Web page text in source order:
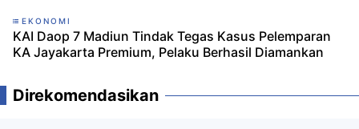
EKONOMI
KAI Daop 7 Madiun Tindak Tegas Kasus Pelemparan
KA Jayakarta Premium, Pelaku Berhasil Diamankan
Direkomendasikan